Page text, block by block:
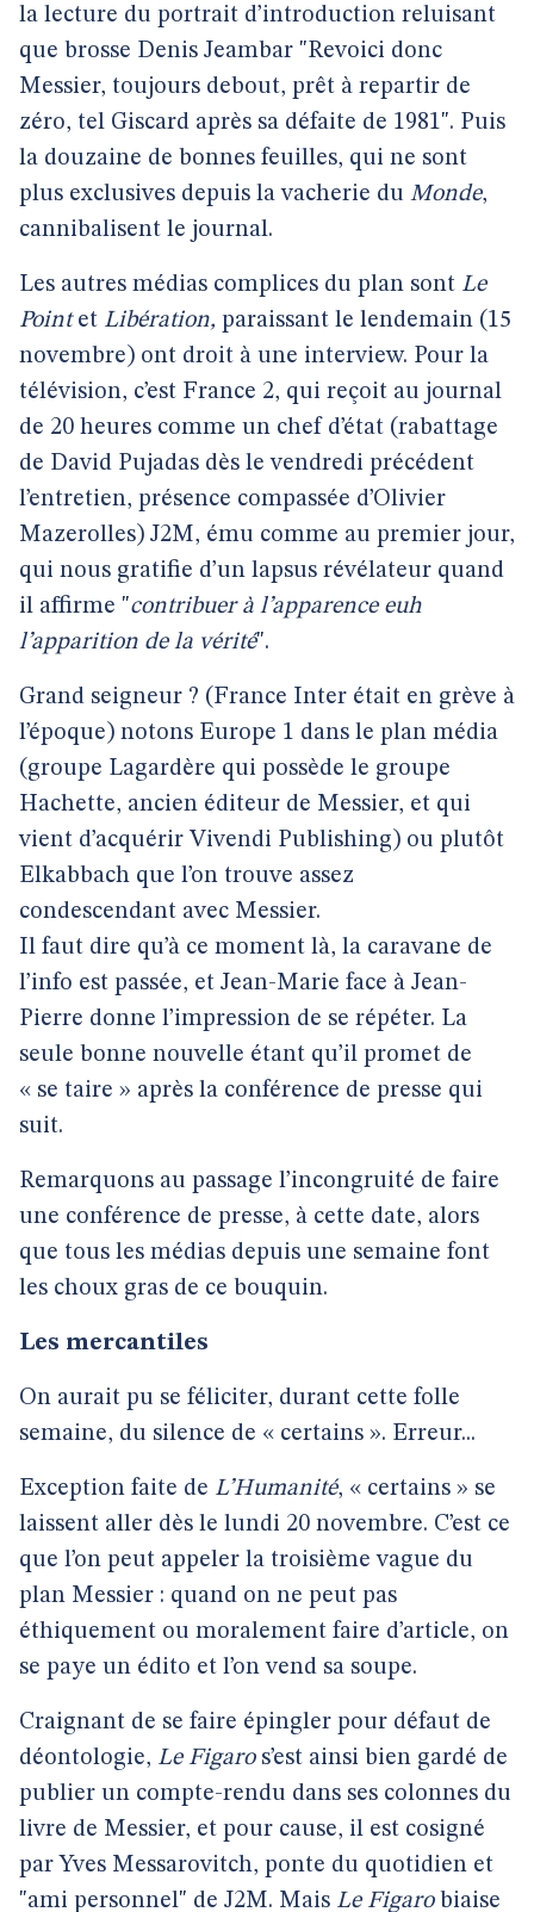
la lecture du portrait d’introduction reluisant
que brosse Denis Jeambar "Revoici donc
Messier, toujours debout, prêt à repartir de
zéro, tel Giscard après sa défaite de 1981". Puis
la douzaine de bonnes feuilles, qui ne sont
plus exclusives depuis la vacherie du Monde,
cannibalisent le journal.
Les autres médias complices du plan sont Le
Pointet Libération, paraissant le lendemain (15
novembre) ont droit à une interview. Pour la
télévision, c’est France 2, qui reçoit au journal
de 20 heures comme un chef d’état (rabattage
de David Pujadas dès le vendredi précédent
l’entretien, présence compassée d’Olivier
Mazerolles) J2M, ému comme au premier jour,
qui nous gratifie d’un lapsus révélateur quand
il affirme "contribuer à l’apparence euh
l’apparition de la vérité".
Grand seigneur ? (France Inter était en grève à
l’époque) notons Europe 1 dans le plan média
(groupe Lagardère qui possède le groupe
Hachette, ancien éditeur de Messier, et qui
vient d’acquérir Vivendi Publishing) ou plutôt
Elkabbach que l’on trouve assez
condescendant avec Messier.
Il faut dire qu’à ce moment là, la caravane de
l’info est passée, et Jean-Marie face à Jean-
Pierre donne l’impression de se répéter. La
seule bonne nouvelle étant qu’il promet de
« se taire » après la conférence de presse qui
suit.
Remarquons au passage l’incongruité de faire
une conférence de presse, à cette date, alors
que tous les médias depuis une semaine font
les choux gras de ce bouquin.
Les mercantiles
On aurait pu se féliciter, durant cette folle
semaine, du silence de « certains ». Erreur...
Exception faite de L’Humanité, « certains » se
laissent aller dès le lundi 20 novembre. C’est ce
que l’on peut appeler la troisième vague du
plan Messier : quand on ne peut pas
éthiquement ou moralement faire d’article, on
se paye un édito et l’on vend sa soupe.
Craignant de se faire épingler pour défaut de
déontologie, Le Figaros’est ainsi bien gardé de
publier un compte-rendu dans ses colonnes du
livre de Messier, et pour cause, il est cosigné
par Yves Messarovitch, ponte du quotidien et
"ami personnel" de J2M. Mais Le Figarobiaise